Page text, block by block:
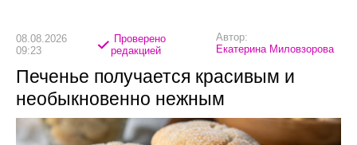
08.08.2026
09:23
Проверено
редакцией
Автор:
Екатерина Миловзорова
Печенье получается красивым и
необыкновенно нежным